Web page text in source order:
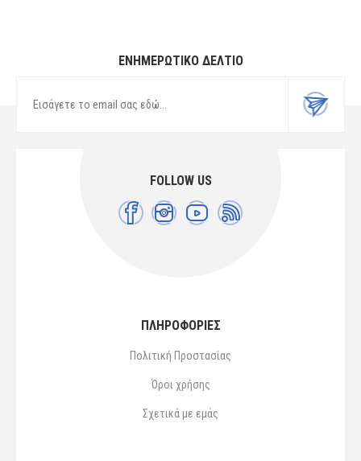
ΕΝΗΜΕΡΩΤΙΚΌ ΔΕΛΤΊΟ
FOLLOW US
ΠΛΗΡΟΦΟΡΙΕΣ
Πολιτική Προστασίας
Όροι χρήσης
Σχετικά με εμάς